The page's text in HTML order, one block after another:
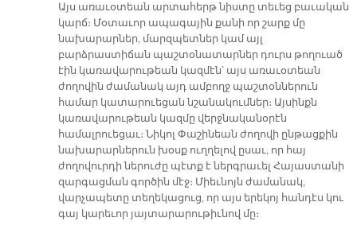
Այս առաւօտեան արտահերթ նիստը տեւեց բաւական
կարճ։ Մօտաւոր ապագային քանի որ շարք մը
նախարարներ, մարզպետներ կամ այլ
բարձրաստիճան պաշտօնատարներ դուրս թողուած
էին կառավարութեան կազմէն՝ այս առաւօտեան
ժողովին ժամանակ այդ ամբողջ պաշտօններուն
համար կատարուեցան նշանակումներ։ Այսինքն
կառավարութեան կազմը վերջնականօրէն
համալրուեցաւ։ Նիկոլ Փաշինեան ժողովի ընթացքին
նախարարներուն խօսք ուղղելով ըսաւ, որ հայ
ժողովուրդի ներուժը պէտք է ներգրաւել Հայաստանի
զարգացման գործին մէջ։ Միեւնոյն ժամանակ,
վարչապետը տեղեկացուց, որ այս երեկոյ հանդէս կու
գայ կարեւոր յայտարարութիւնով մը։